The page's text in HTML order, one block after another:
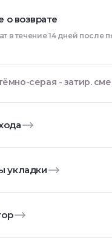
о возврате
в течение 14 дней после
тёмно-серая - затир.
укладки